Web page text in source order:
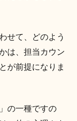
せて、どのよう
は、担当カウン
が前提になりま
の一種ですの